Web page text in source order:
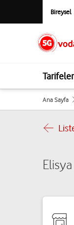
Bireysel
Ana Sayfa